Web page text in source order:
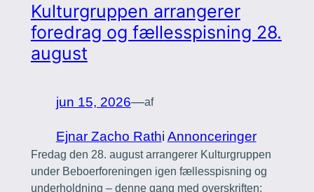
Kulturgruppen arrangerer
foredrag og fællesspisning 28.
august
jun 15, 2026—af
Ejnar Zacho Rathi Annonceringer
Fredag den 28. august arrangerer Kulturgruppen
under Beboerforeningen igen fællesspisning og
underholdning – denne gang med overskriften: